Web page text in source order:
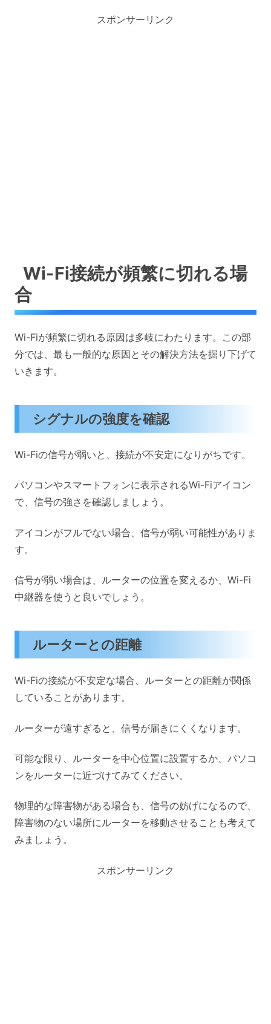
スポンサーリンク
Wi-Fi接続が頻繁に切れる場
合
Wi-Fiが頻繁に切れる原因は多岐にわたります。この部
分では、最も一般的な原因とその解決方法を掘り下げて
いきます。
シグナルの強度を確認
Wi-Fiの信号が弱いと、接続が不安定になりがちです。
パソコンやスマートフォンに表示されるWi-Fiアイコン
で、信号の強さを確認しましょう。
アイコンがフルでない場合、信号が弱い可能性がありま
す。
信号が弱い場合は、ルーターの位置を変えるか、Wi-Fi
中継器を使うと良いでしょう。
ルーターとの距離
Wi-Fiの接続が不安定な場合、ルーターとの距離が関係
していることがあります。
ルーターが遠すぎると、信号が届きにくくなります。
可能な限り、ルーターを中心位置に設置するか、パソコ
ンをルーターに近づけてみてください。
物理的な障害物がある場合も、信号の妨げになるので、
障害物のない場所にルーターを移動させることも考えて
みましょう。
スポンサーリンク